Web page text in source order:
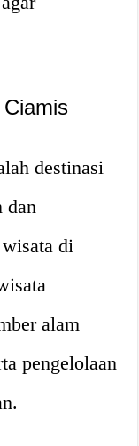
destinasi
dan
di
alam
pengelolaan